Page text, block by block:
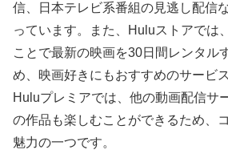
信、日本テレビ系番組の見逃し配信
っています。また、Huluストアでは
ことで最新の映画を30日間レンタル
め、映画好きにもおすすめのサービ
Huluプレミアでは、他の動画配信サ
の作品も楽しむことができるため、
魅力の一つです。